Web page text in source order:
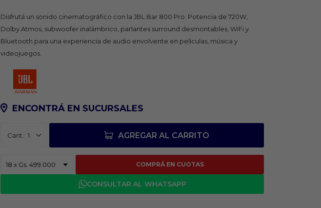
Disfrutá un sonido cinematográfico con la JBL Bar 800 Pro. Potencia de 720W,
Dolby Atmos, subwoofer inalámbrico, parlantes surround desmontables, WiFi y
Bluetooth para una experiencia de audio envolvente en películas, música y
videojuegos.
ENCONTRÁ EN SUCURSALES
1 AGREGAR AL CARRITO
COMPRÁ EN CUOTAS
CONSULTAR AL WHATSAPP